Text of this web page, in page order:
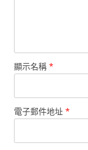
顯示名稱 *
電子郵件地址 *